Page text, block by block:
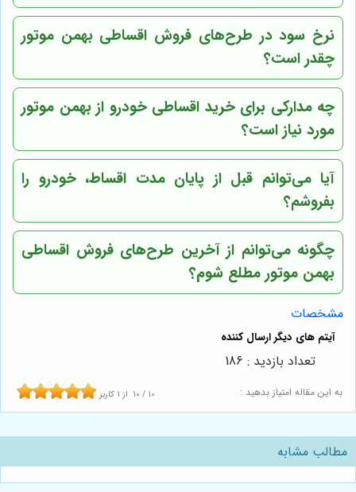
نرخ سود در طرح‌های فروش اقساطیبهمن موتور
چقدر است؟
چه مدارکی برای خرید اقساطی خودرو ازبهمن موتور
مورد نیاز است؟
آیا می‌توانم قبل از پایان مدت اقساط، خودرو را
بفروشم؟
چگونه می‌توانم از آخرین طرح‌های فروش اقساطی
بهمن موتور مطلع شوم؟
مشخصات
به این مقاله امتیاز بدهید : 10 / 10 از 1 کاربر
تعداد بازدید : 186
مطالب مشابه